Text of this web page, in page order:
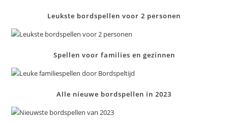
Leukste bordspellen voor 2 personen
Spellen voor families en gezinnen
Alle nieuwe bordspellen in 2023